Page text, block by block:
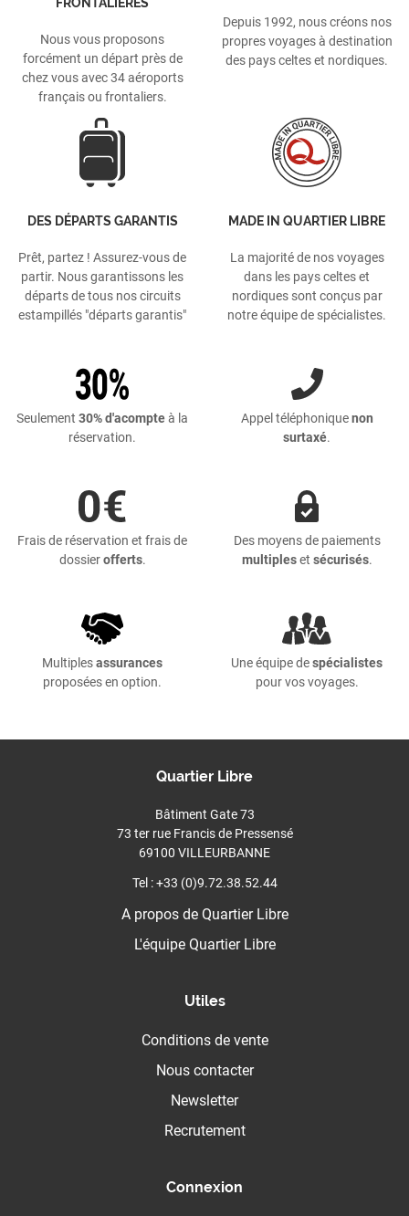
Nous vous proposons
forcément un départ près de
chez vous avec 34 aéroports
français ou frontaliers.
Depuis 1992, nous créons nos
propres voyages à destination
des pays celtes et nordiques.
DES DÉPARTS GARANTIS
Prêt, partez ! Assurez-vous de
partir. Nous garantissons les
départs de tous nos circuits
estampillés "départs garantis"
MADE IN QUARTIER LIBRE
La majorité de nos voyages
dans les pays celtes et
nordiques sont conçus par
notre équipe de spécialistes.
Seulement 30% d'acompteà la
réservation.
Appel téléphoniquenon
surtaxé.
Frais de réservation et frais de
dossierofferts.
Des moyens de paiements
multipleset sécurisés.
Multiplesassurances
proposées en option.
Une équipe despécialistes
pour vos voyages.
Quartier Libre
Bâtiment Gate 73
73 ter rue Francis de Pressensé
69100 VILLEURBANNE
Tel : +33 (0)9.72.38.52.44
A propos de Quartier Libre
L'équipe Quartier Libre
Utiles
Conditions de vente
Nous contacter
Newsletter
Recrutement
Connexion